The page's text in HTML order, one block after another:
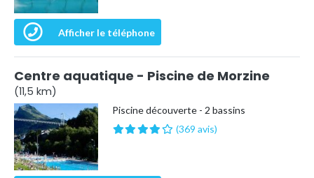
Afficher le téléphone
Centre aquatique - Piscine de Morzine
(11,5 km)
Piscine découverte - 2 bassins
(369 avis)